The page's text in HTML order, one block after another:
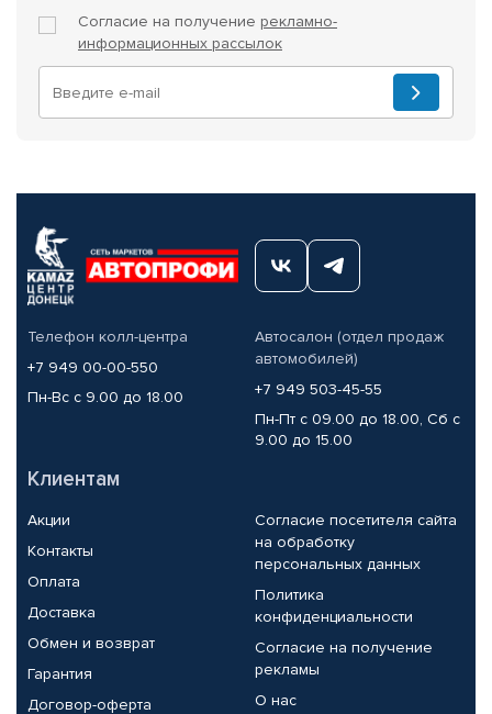
Согласие на получение рекламно-
информационных рассылок
Телефон колл-центра
+7 949 00-00-550
Пн-Вс с 9.00 до 18.00
Автосалон (отдел продаж
автомобилей)
+7 949 503-45-55
Пн-Пт с 09.00 до 18.00, Сб с
9.00 до 15.00
Клиентам
Акции
Контакты
Оплата
Доставка
Обмен и возврат
Гарантия
Договор-оферта
Согласие посетителя сайта
на обработку
персональных данных
Политика
конфиденциальности
Согласие на получение
рекламы
О нас